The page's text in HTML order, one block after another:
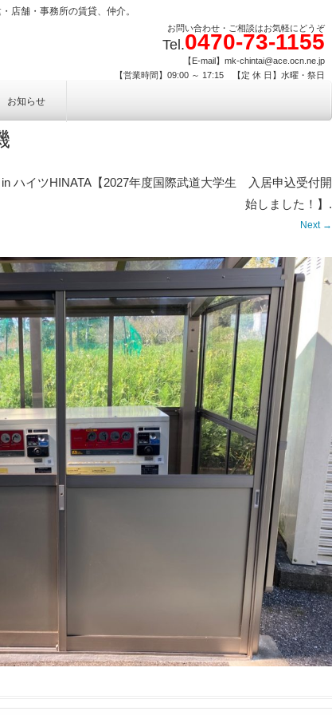
店舗・事務所の賃貸、仲介。
お問い合わせ・ご相談はお気軽にどうぞ
Tel.0470-73-1155
【E-mail】mk-chintai@ace.ocn.ne.jp
【営業時間】09:00 ～ 17:15 【定 休 日】水曜・祭日
お知らせ
in ハイツHINATA【2027年度国際武道大学生 入居申込受付開
始しました！】 .
Next →